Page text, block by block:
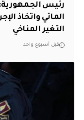
رئيس
المائي واتخاذ
التغير المناخي
قبل أسبوع واحد